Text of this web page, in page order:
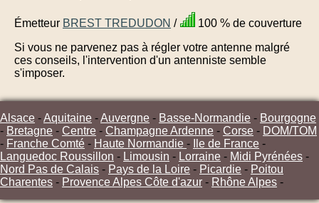
Émetteur BREST TREDUDON /
100 % de couverture
Si vous ne parvenez pas à régler votre antenne malgré
ces conseils, l'intervention d'un antenniste semble
s'imposer.
Alsace -Aquitaine -Auvergne - Basse-Normandie - Bourgogne
- Bretagne - Centre - Champagne Ardenne - Corse - DOM/TOM
- Franche Comté - Haute Normandie - Ile de France -
Languedoc Roussillon - Limousin - Lorraine - Midi Pyrénées -
Nord Pas de Calais - Pays de la Loire - Picardie - Poitou
Charentes - Provence Alpes Côte d'azur - Rhône Alpes -